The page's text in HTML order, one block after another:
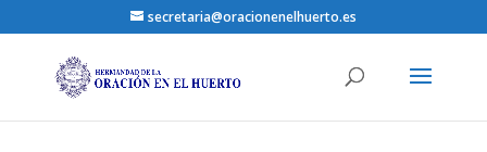
secretaria@oracionenelhuerto.es